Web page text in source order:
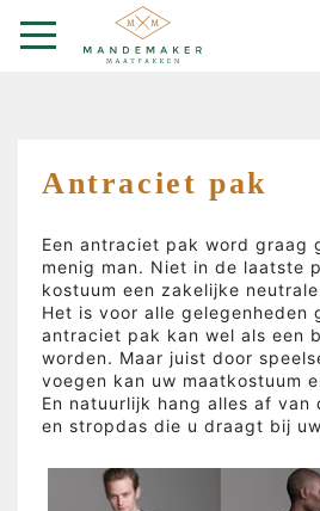
Antraciet pak
Een antraciet pak word graag
menig man. Niet in de laatste
kostuum een zakelijke
Het is voor alle gelegenheden
antraciet pak kan wel als een
worden. Maar juist door
voegen kan uw maatkostuum
En natuurlijk hang alles af van
en stropdas die u draagt bij